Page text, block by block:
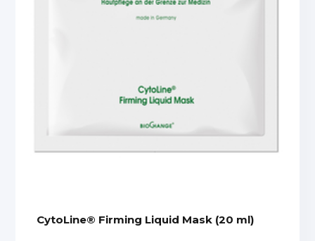
CytoLine® Firming Liquid Mask (20 ml)